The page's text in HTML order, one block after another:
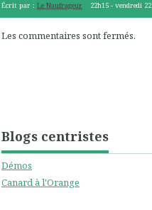
Blogs centristes
Démos
Canard à l'Orange
Écrit par : Le Naufrageur 22h15 -vendredi 22
Les commentaires sont fermés.